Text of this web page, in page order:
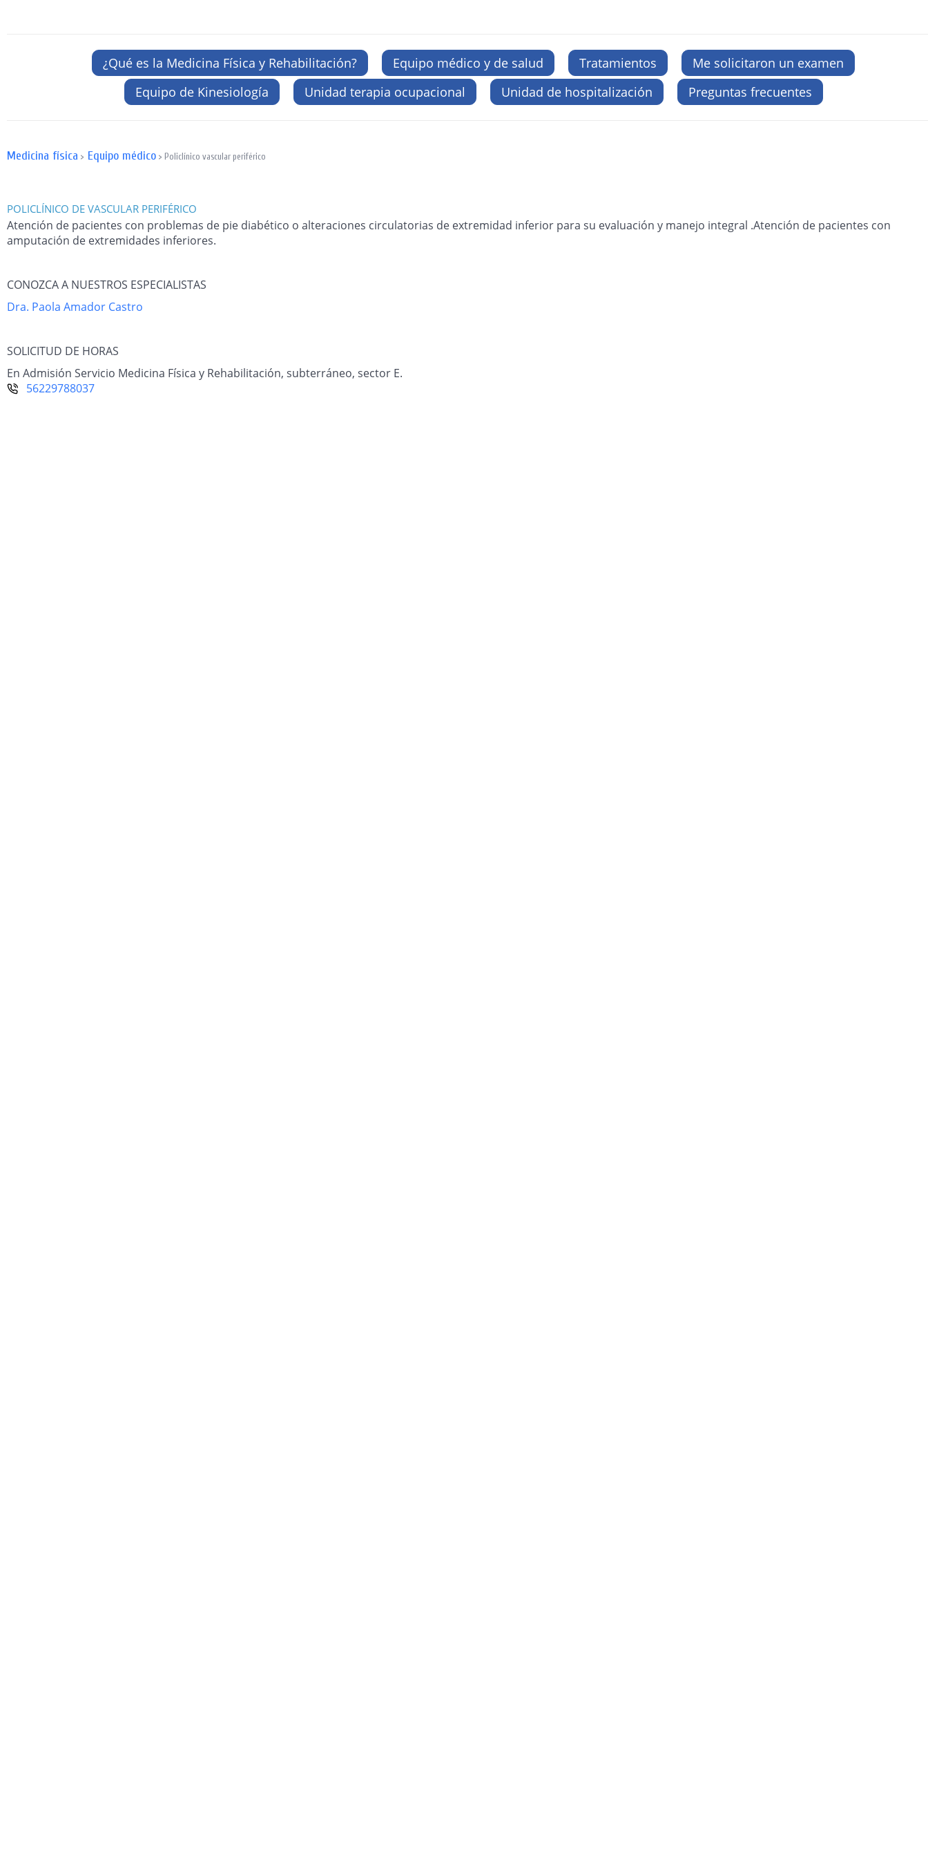
¿Qué es la Medicina Física y Rehabilitación? Equipo médico y de salud Tratamientos
Me solicitaron un examen
Equipo de Kinesiología
Unidad terapia ocupacional Unidad de hospitalización Preguntas frecuentes
Medicina física > Equipo médico > Policlínico vascular periférico
POLICLÍNICO DE VASCULAR PERIFÉRICO
Atención de pacientes con problemas de pie diabético o alteraciones circulatorias de extremidad inferior para su evaluación y manejo integral .Atención de pacientes con
amputación de extremidades inferiores.
CONOZCA A NUESTROS ESPECIALISTAS
Dra. Paola Amador Castro
SOLICITUD DE HORAS
En Admisión Servicio Medicina Física y Rehabilitación, subterráneo, sector E.
56229788037